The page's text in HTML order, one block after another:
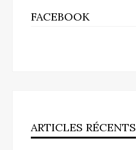
FACEBOOK
ARTICLES RÉCENTS